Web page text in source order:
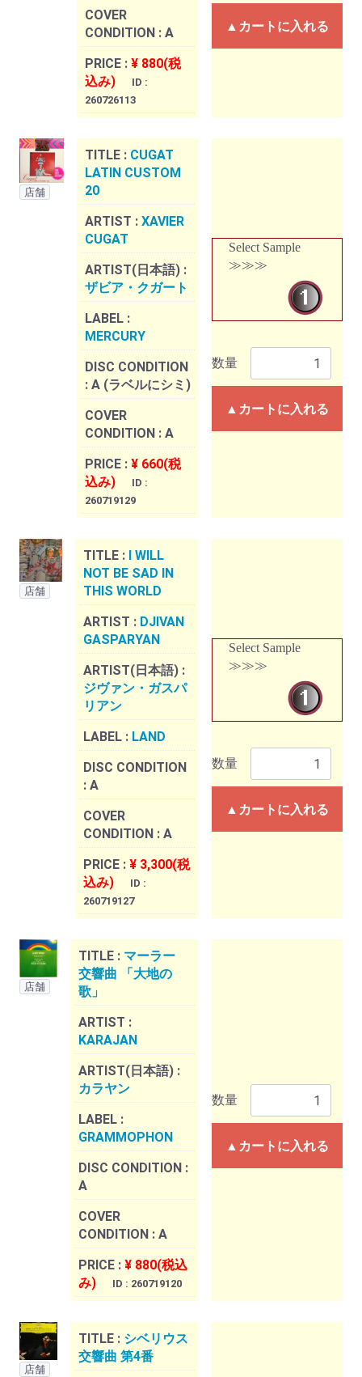
COVER
CONDITION : A
PRICE : ¥ 880(税
込み)
ID :
260726113
▲カートに入れる
店舗
TITLE : CUGAT
LATIN CUSTOM
20
ARTIST : XAVIER
CUGAT
ARTIST(日本語) :
ザビア・クガート
LABEL :
MERCURY
DISC CONDITION
: A (ラベルにシミ)
COVER
CONDITION : A
PRICE : ¥ 660(税
込み)
ID :
260719129
Select Sample
≫≫≫
数量
▲カートに入れる
店舗
TITLE :
I WILL
NOT BE SAD IN
THIS WORLD
ARTIST : DJIVAN
GASPARYAN
ARTIST(日本語) :
ジヴァン・ガスパ
リアン
LABEL : LAND
DISC CONDITION
: A
COVER
CONDITION : A
PRICE : ¥ 3,300(税
込み)
ID :
260719127
Select Sample
≫≫≫
数量
▲カートに入れる
店舗
TITLE : マーラー
交響曲 「大地の
歌」
ARTIST :
KARAJAN
ARTIST(日本語) :
カラヤン
LABEL :
GRAMMOPHON
DISC CONDITION :
A
COVER
CONDITION : A
PRICE : ¥ 880(税込
み)
ID : 260719120
数量
▲カートに入れる
店舗
TITLE : シベリウス
交響曲 第4番